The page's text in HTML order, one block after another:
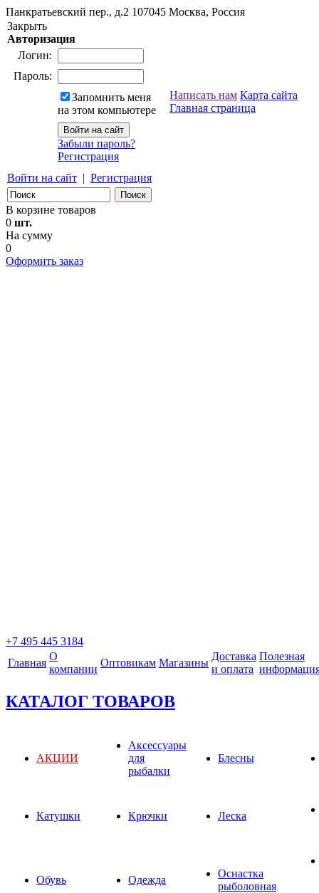
Панкратьевский пер., д.2 107045 Москва, Россия
Закрыть
Авторизация
Логин:
Пароль:
Запомнить меня
на этом компьютере
Забыли пароль?
Регистрация
Войти на сайт | Регистрация
Написать нам Карта сайта
Главная страница
В корзине товаров
0 шт.
На сумму
0
Оформить заказ
+7 495 445 3184
Главная
О
компании
Оптовикам Магазины
Доставка
и оплата
Полезная
КАТАЛОГ ТОВАРОВ
АКЦИИ
Аксессуары
для
рыбалки
Блесны
Катушки Крючки Леска
Обувь Одежда
Оснастка
рыболовная